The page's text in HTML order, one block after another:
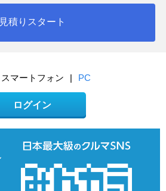
見積りスタート
スマートフォン | PC
ログイン